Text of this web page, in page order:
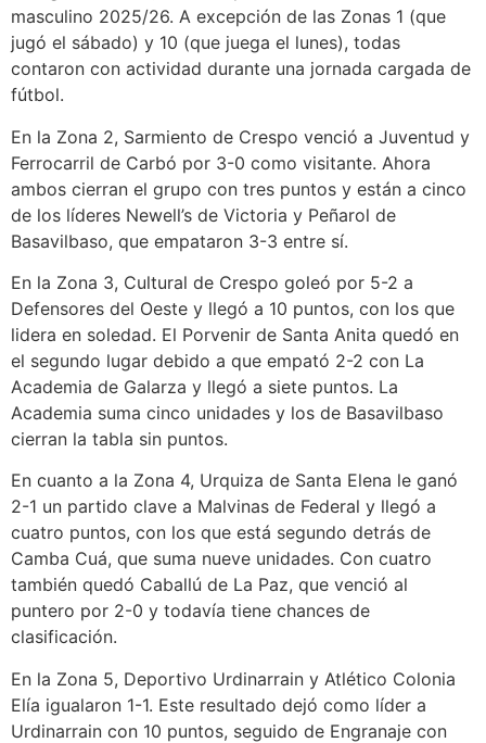
masculino 2025/26. A excepción de las Zonas 1 (que
jugó el sábado) y 10 (que juega el lunes), todas
contaron con actividad durante una jornada cargada de
fútbol.
En la Zona 2, Sarmiento de Crespo venció a Juventud y
Ferrocarril de Carbó por 3-0 como visitante. Ahora
ambos cierran el grupo con tres puntos y están a cinco
de los líderes Newell’s de Victoria y Peñarol de
Basavilbaso, que empataron 3-3 entre sí.
En la Zona 3, Cultural de Crespo goleó por 5-2 a
Defensores del Oeste y llegó a 10 puntos, con los que
lidera en soledad. El Porvenir de Santa Anita quedó en
el segundo lugar debido a que empató 2-2 con La
Academia de Galarza y llegó a siete puntos. La
Academia suma cinco unidades y los de Basavilbaso
cierran la tabla sin puntos.
En cuanto a la Zona 4, Urquiza de Santa Elena le ganó
2-1 un partido clave a Malvinas de Federal y llegó a
cuatro puntos, con los que está segundo detrás de
Camba Cuá, que suma nueve unidades. Con cuatro
también quedó Caballú de La Paz, que venció al
puntero por 2-0 y todavía tiene chances de
clasificación.
En la Zona 5, Deportivo Urdinarrain y Atlético Colonia
Elía igualaron 1-1. Este resultado dejó como líder a
Urdinarrain con 10 puntos, seguido de Engranaje con